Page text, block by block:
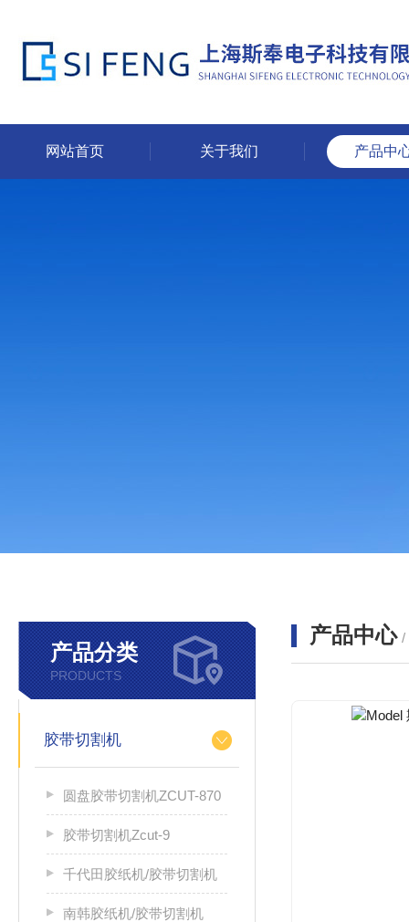
网站首页 关于我们 产品中
产品分类
PRODUCTS
胶带切割机
圆盘胶带切割机ZCUT-870
胶带切割机Zcut-9
千代田胶纸机/胶带切割机
南韩胶纸机/胶带切割机
产品中心 /